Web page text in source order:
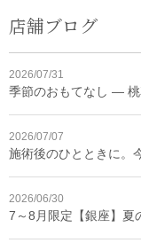
店舗ブログ
2026/07/31
季節のおもてなし ― 桃
2026/07/07
施術後のひとときに。
2026/06/30
7～8月限定【銀座】夏